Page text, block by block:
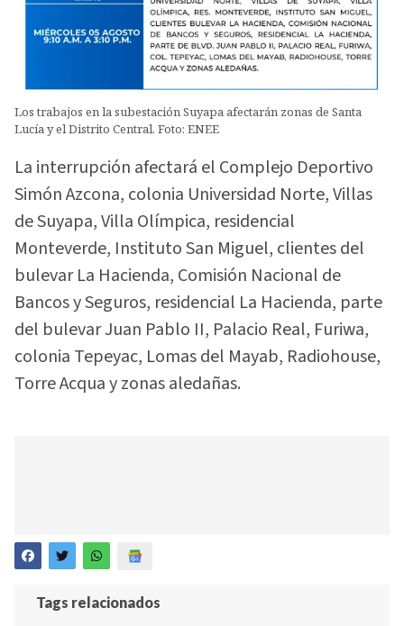
Los trabajos en la subestación Suyapa afectarán zonas de Santa
Lucía y el Distrito Central. Foto: ENEE
La interrupción afectará el Complejo Deportivo
Simón Azcona, colonia Universidad Norte, Villas
de Suyapa, Villa Olímpica, residencial
Monteverde, Instituto San Miguel, clientes del
bulevar La Hacienda, Comisión Nacional de
Bancos y Seguros, residencial La Hacienda, parte
del bulevar Juan Pablo II, Palacio Real, Furiwa,
colonia Tepeyac, Lomas del Mayab, Radiohouse,
Torre Acqua y zonas aledañas.
Tags relacionados